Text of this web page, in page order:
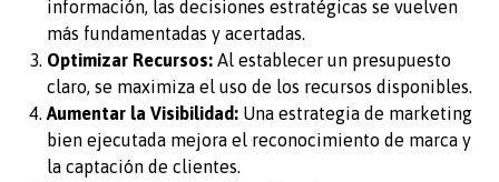
información, las decisiones estratégicas se vuelven
más fundamentadas y acertadas.
Optimizar Recursos: Al establecer un presupuesto
claro, se maximiza el uso de los recursos disponibles.
Aumentar la Visibilidad: Una estrategia de marketing
bien ejecutada mejora el reconocimiento de marca y
la captación de clientes.